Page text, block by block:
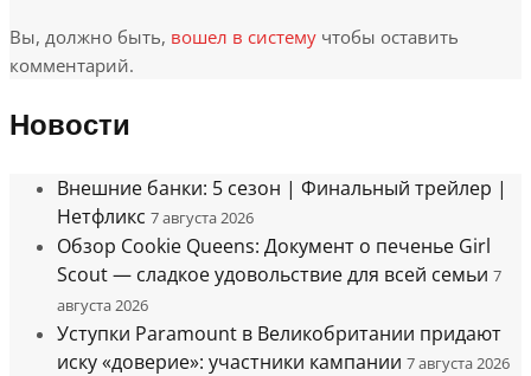
Вы, должно быть, вошел в систему чтобы оставить
комментарий.
Новости
Внешние банки: 5 сезон | Финальный трейлер |
Нетфликс 7 августа 2026
Обзор Cookie Queens: Документ о печенье Girl
Scout — сладкое удовольствие для всей семьи 7
августа 2026
Уступки Paramount в Великобритании придают
иску «доверие»: участники кампании 7 августа 2026